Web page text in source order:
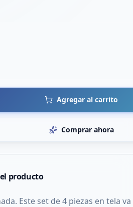
Agregar al carrito
Comprar ahora
producto
Este set de 4 piezas en tela